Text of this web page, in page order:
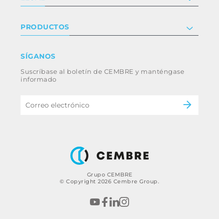
Grupo CEMBRE
© Copyright 2026 Cembre Group.
Certificaciones
Trabaja con nosotros
Términos y condiciones
Whistleblowing
Código ético y política anticorrupción del
grupo
PRODUCTOS
Industria
Energía
B2B Disclaimer
SÍGANOS
Suscríbase al boletín de CEMBRE y manténgase
informado